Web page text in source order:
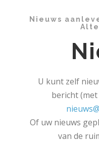
Nieuws
U kunt zelf
bericht
Of uw nieuws
van de